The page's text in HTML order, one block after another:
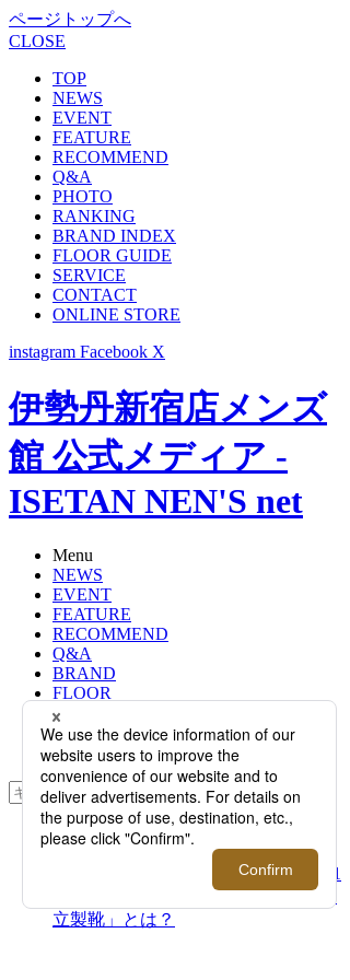
ページトップへ
CLOSE
TOP
NEWS
EVENT
FEATURE
RECOMMEND
Q&A
PHOTO
RANKING
BRAND INDEX
FLOOR GUIDE
SERVICE
CONTACT
ONLINE STORE
instagram Facebook X
伊勢丹新宿店メンズ
館 公式メディア -
ISETAN NEN'S net
Menu
NEWS
EVENT
FEATURE
RECOMMEND
Q&A
BRAND
FLOOR
RANKING
ONLINE STORE
SERVICE
検索
TOP
【連載】世界に誇る日本の革靴｜第1
回 創業60年の老舗革靴メーカー「東
立製靴」とは？